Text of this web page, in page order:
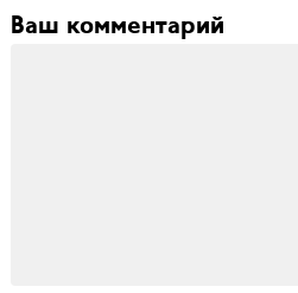
Ваш комментарий